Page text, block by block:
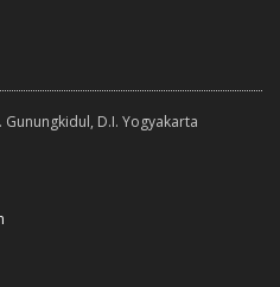
Gunungkidul, D.I. Yogyakarta